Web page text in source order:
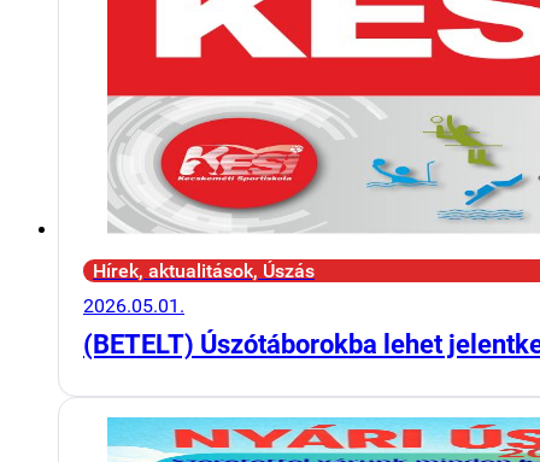
Hírek, aktualitások, Úszás
2026.05.01.
(BETELT) Úszótáborokba lehet